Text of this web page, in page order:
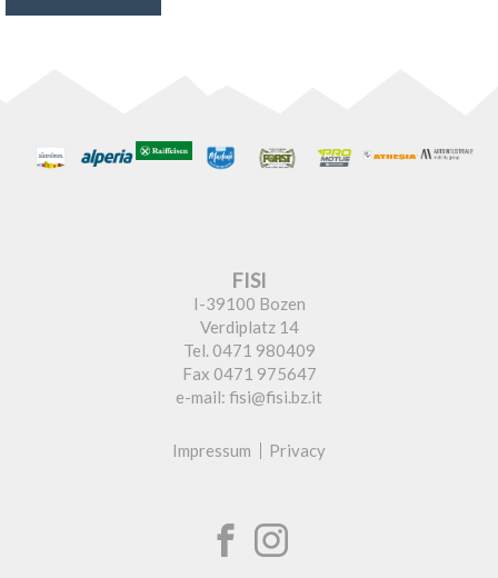
FISI
I-39100 Bozen
Verdiplatz 14
Tel. 0471 980409
Fax 0471 975647
e-mail: fisi@fisi.bz.it
Impressum Privacy